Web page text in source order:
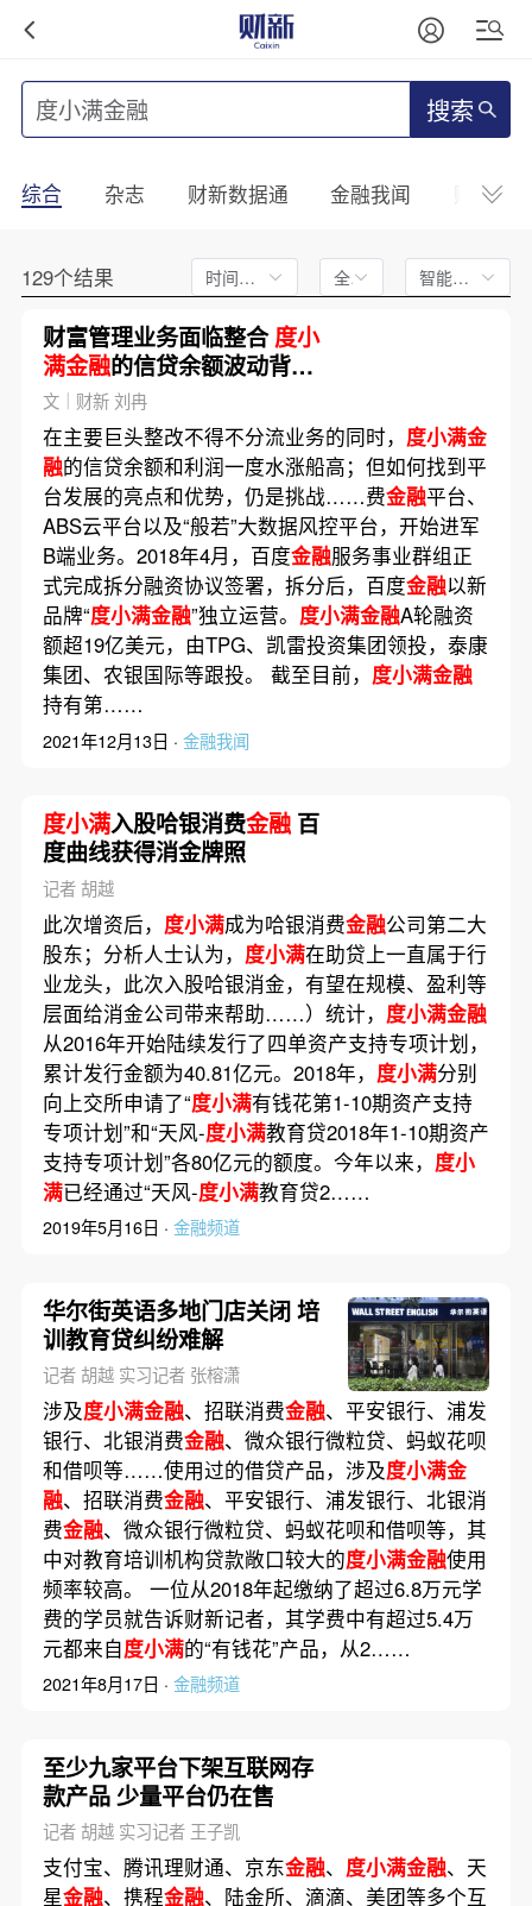
搜索
综合 杂志 财新数据通 金融我闻 财新
129个结果 时间不限 全文 智能排序
财富管理业务面临整合度小
满金融的信贷余额波动背后|
平台整改进行时
文｜财新 刘冉
在主要巨头整改不得不分流业务的同时， 度小满金
融的信贷余额和利润一度水涨船高；但如何找到平
台发展的亮点和优势，仍是挑战……费金融平台、
ABS云平台以及“般若”大数据风控平台，开始进军
B端业务。2018年4月，百度金融服务事业群组正
式完成拆分融资协议签署，拆分后，百度金融以新
品牌“度小满金融”独立运营。 度小满金融A轮融资
额超19亿美元，由TPG、凯雷投资集团领投，泰康
集团、农银国际等跟投。 截至目前， 度小满金融
持有第……
2021年12月13日 · 金融我闻
度小满入股哈银消费金融百
度曲线获得消金牌照
记者 胡越
此次增资后， 度小满成为哈银消费金融公司第二大
股东；分析人士认为， 度小满在助贷上一直属于行
业龙头，此次入股哈银消金，有望在规模、盈利等
层面给消金公司带来帮助……）统计， 度小满金融
从2016年开始陆续发行了四单资产支持专项计划，
累计发行金额为40.81亿元。2018年， 度小满分别
向上交所申请了“度小满有钱花第1-10期资产支持
专项计划”和“天风-度小满教育贷2018年1-10期资产
支持专项计划”各80亿元的额度。今年以来， 度小
满已经通过“天风-度小满教育贷2……
2019年5月16日 · 金融频道
华尔街英语多地门店关闭 培
训教育贷纠纷难解
记者 胡越 实习记者 张榕潇
涉及度小满金融、招联消费金融、平安银行、浦发
银行、北银消费金融、微众银行微粒贷、蚂蚁花呗
和借呗等……使用过的借贷产品，涉及度小满金
融、招联消费金融、平安银行、浦发银行、北银消
费金融、微众银行微粒贷、蚂蚁花呗和借呗等，其
中对教育培训机构贷款敞口较大的度小满金融使用
频率较高。 一位从2018年起缴纳了超过6.8万元学
费的学员就告诉财新记者，其学费中有超过5.4万
元都来自度小满的“有钱花”产品，从2……
2021年8月17日 · 金融频道
至少九家平台下架互联网存
款产品 少量平台仍在售
记者 胡越 实习记者 王子凯
支付宝、腾讯理财通、京东金融、 度小满金融、天
星金融、携程金融、陆金所、滴滴、美团等多个互